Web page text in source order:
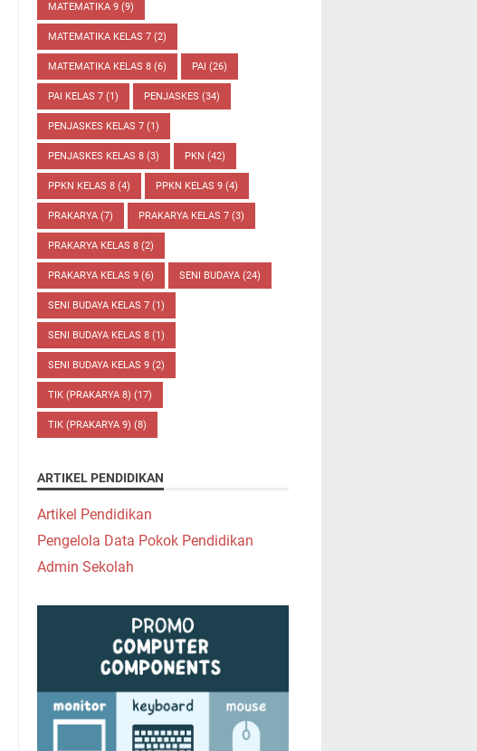
MATEMATIKA 9 (9)
MATEMATIKA KELAS 7 (2)
MATEMATIKA KELAS 8 (6) PAI (26)
PAI KELAS 7 (1) PENJASKES (34)
PENJASKES KELAS 7 (1)
PENJASKES KELAS 8 (3) PKN (42)
PPKN KELAS 8 (4) PPKN KELAS 9 (4)
PRAKARYA (7) PRAKARYA KELAS 7 (3)
PRAKARYA KELAS 8 (2)
PRAKARYA KELAS 9 (6) SENI BUDAYA (24)
SENI BUDAYA KELAS 7 (1)
SENI BUDAYA KELAS 8 (1)
SENI BUDAYA KELAS 9 (2)
TIK (PRAKARYA 8) (17)
TIK (PRAKARYA 9) (8)
ARTIKEL PENDIDIKAN
Artikel Pendidikan
Pengelola Data Pokok Pendidikan
Admin Sekolah